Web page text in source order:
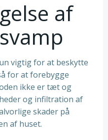
af
vigtig for at beskytte
for at forebygge
ikke er tæt og
og infiltration af
skader på
af ​​huset.